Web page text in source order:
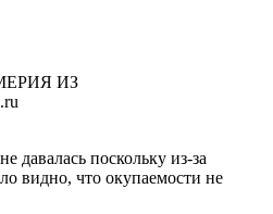
ИЗ
давалась поскольку из-за
видно, что окупаемости не